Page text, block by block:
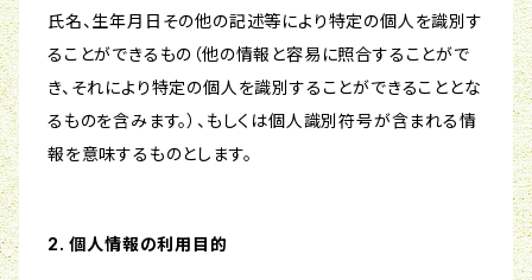
氏名、生年月日その他の記述等により特定の個人を識別す
ることができるもの（他の情報と容易に照合することがで
き、それにより特定の個人を識別することができることとな
るものを含みます。）、もしくは個人識別符号が含まれる情
報を意味するものとします。
2. 個人情報の利用目的